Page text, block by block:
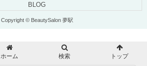
BLOG
Copyright © BeautySalon 夢駅
ホーム 検索 トップ